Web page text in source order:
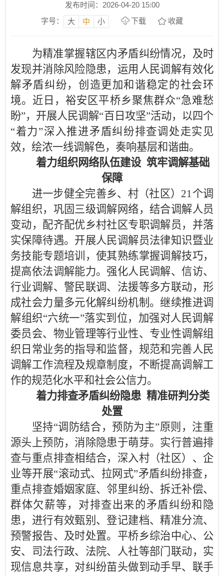
发布时间：2026-04-20 15:00
字号：
大 中 小 下载 收藏
为精准掌握辖区内矛盾纠纷情况，及时
发现并消除风险隐患，运用人民调解有效化
解矛盾纠纷，创造更加和谐稳定的社会环
境。近日，裕安区平桥乡聚焦群众“急难愁
盼”，开展人民调解“百日攻坚”活动，以四个
“着力”深入推进矛盾纠纷排查调处走实见
效，绘浓一线调解色，奏响基层和谐曲。
着力组织网络队伍建设 筑牢调解基础
保障
进一步健全完善乡、村（社区）21个调
解组织，巩固三级调解网络，结合调解人员
变动，配齐配优乡村社区专职调解员，并落
实保障待遇。开展人民调解员法律知识暨业
务技能专题培训，使其熟练掌握调解技巧，
提高依法调解能力。强化人民调解、信访、
行业调解、警民联调、法援等多方联动，形
成社会力量多元化解纠纷机制。继续推进调
解组织“六统一”落实到位，加强对人民调解
委员会、物业管理等行业性、专业性调解组
织日常业务的指导和监督，规范和完善人民
调解工作流程及规章制度，不断提高调解工
作的规范化水平和社会公信力。
着力排查矛盾纠纷隐患 精准研判分类
处置
坚持“调防结合，预防为主”原则，注重
源头上预防，消除隐患于萌芽。实行普遍排
查与重点排查相结合，深入村（社区）、企
业等开展“滚动式、拉网式”矛盾纠纷排查，
重点排查婚姻家庭、邻里纠纷、拆迁补偿、
群体欠薪等，对排查出来的矛盾纠纷和隐
患，进行有效甄别、登记建档、精准分流、
预警报告、及时处置。平桥乡综治中心、公
安、司法行政、法院、人社等部门联动，实
现信息共享，对纠纷苗头做到动手早、联手